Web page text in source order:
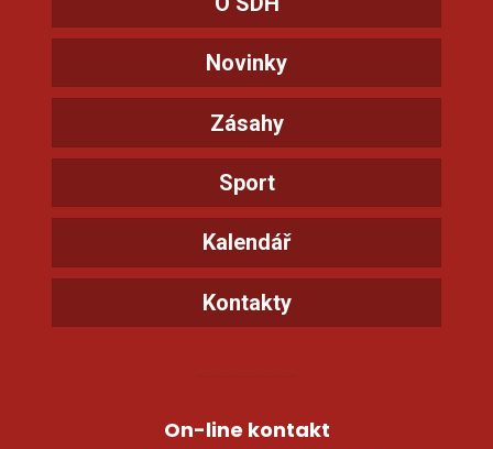
Novinky
Zásahy
Sport
Kalendář
Kontakty
On-line kontakt